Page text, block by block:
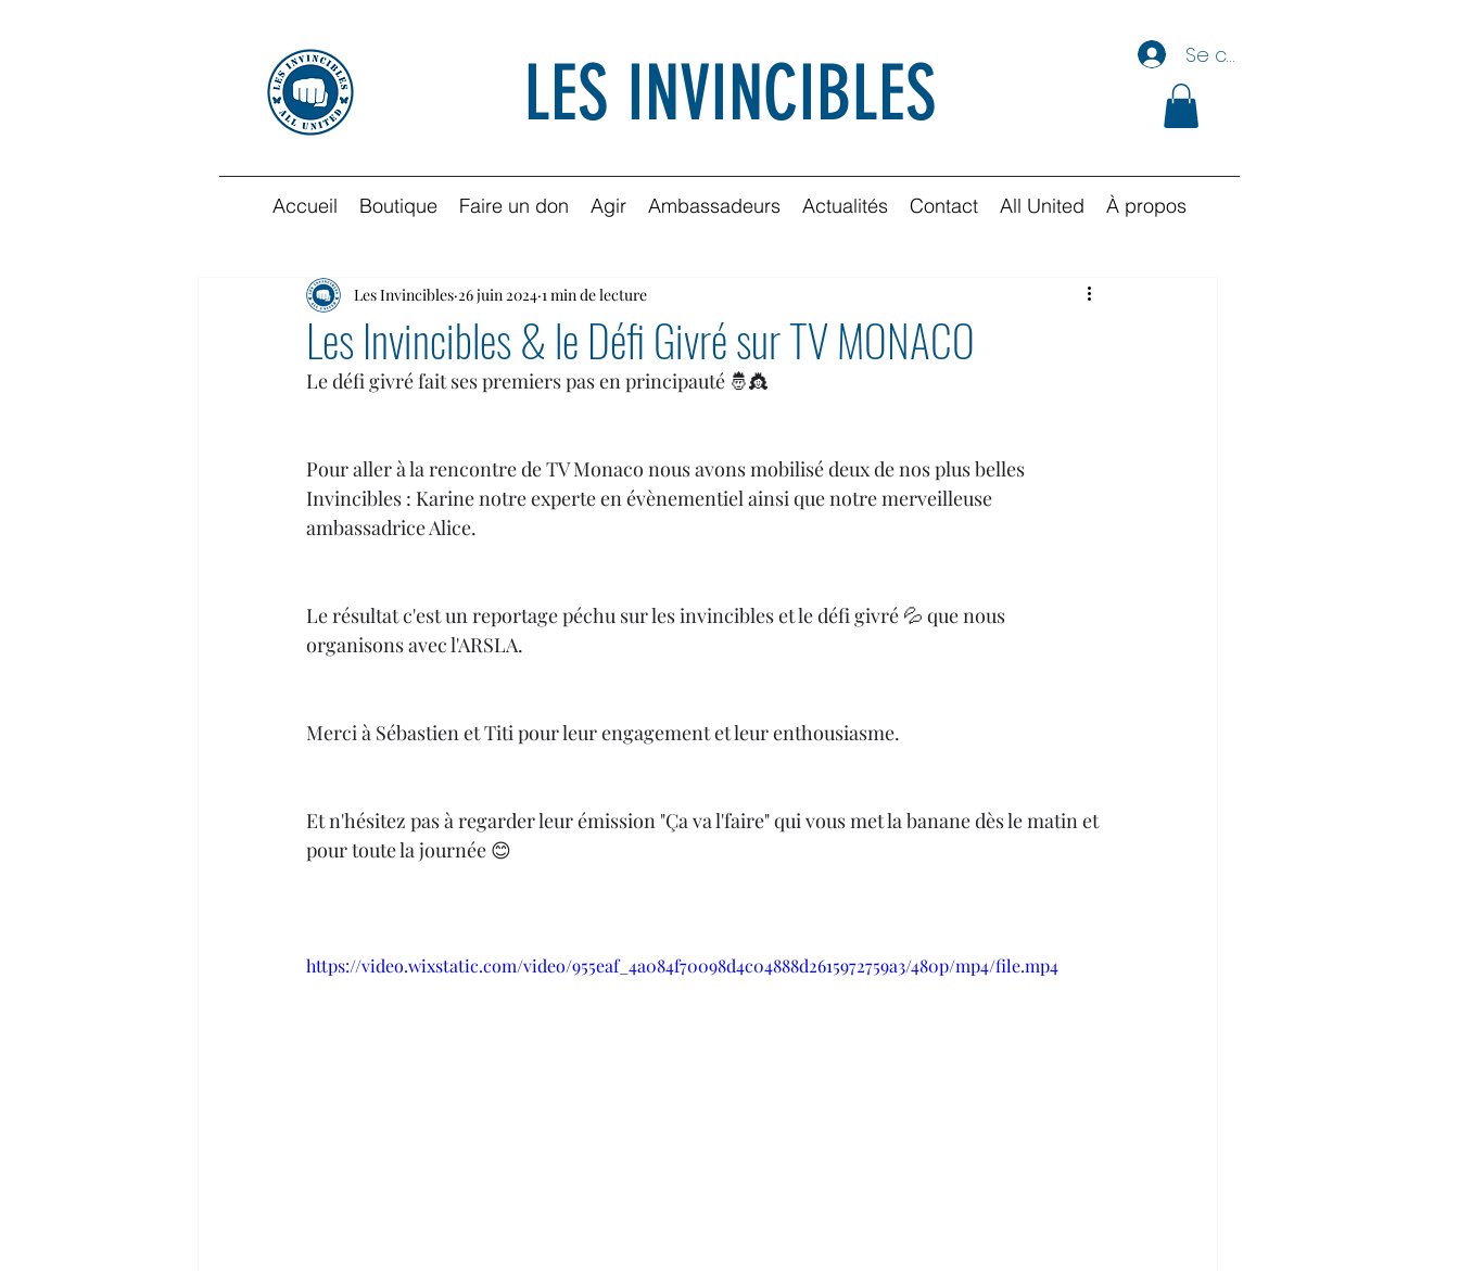
LES INVINCIBLES Se connecter
Accueil Boutique Faire un don Agir Ambassadeurs Actualités Contact All United À propos
Les Invincibles & le Défi Givré sur TV MONACO
Les Invincibles 26 juin 2024 1 min de lecture
Le défi givré fait ses premiers pas en principauté 🤴👸
Pour aller à la rencontre de TV Monaco nous avons mobilisé deux de nos plus belles
Invincibles : Karine notre experte en évènementiel ainsi que notre merveilleuse
ambassadrice Alice.
Le résultat c'est un reportage péchu sur les invincibles et le défi givré 💦 que nous
organisons avec l'ARSLA.
Merci à Sébastien et Titi pour leur engagement et leur enthousiasme.
Et n'hésitez pas à regarder leur émission "Ça va l'faire" qui vous met la banane dès le matin et
pour toute la journée 😊
https://video.wixstatic.com/video/955eaf_4a084f70098d4c04888d2615972759a3/480p/mp4/file.mp4